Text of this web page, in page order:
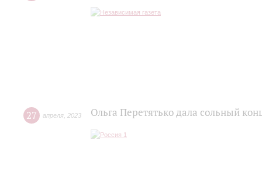
27 апреля 2023 Ольга Перетятько дала сольный